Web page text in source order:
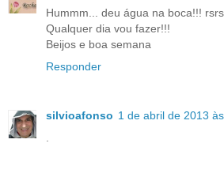
Hummm... deu água na boca!!!
Qualquer dia vou fazer!!!
Beijos e boa semana
Responder
silvioafonso 1 de abril de 2013